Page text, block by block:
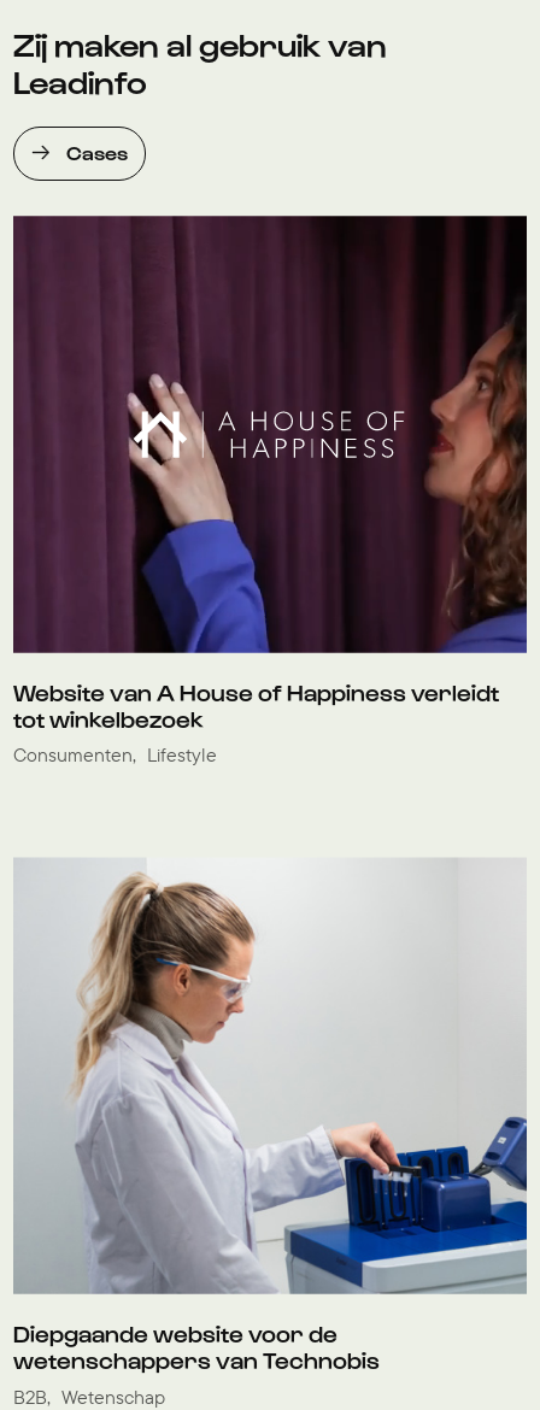
Zij maken al gebruik van
Leadinfo
Cases
Website van A House of Happiness verleidt
tot winkelbezoek
Consumenten Lifestyle
Diepgaande website voor de
wetenschappers van Technobis
B2B Wetenschap